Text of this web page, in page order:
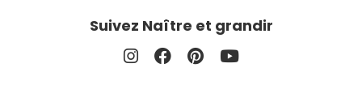
Suivez Naître et grandir